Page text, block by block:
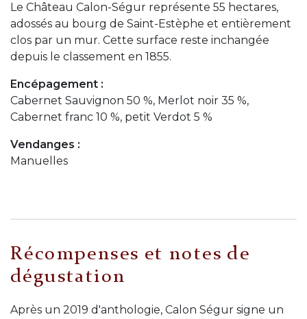
Le Château Calon-Ségur représente 55 hectares,
adossés au bourg de Saint-Estèphe et entièrement
clos par un mur. Cette surface reste inchangée
depuis le classement en 1855.
Encépagement :
Cabernet Sauvignon 50 %, Merlot noir 35 %,
Cabernet franc 10 %, petit Verdot 5 %
Vendanges :
Manuelles
Récompenses et notes de
dégustation
Après un 2019 d'anthologie, Calon Ségur signe un